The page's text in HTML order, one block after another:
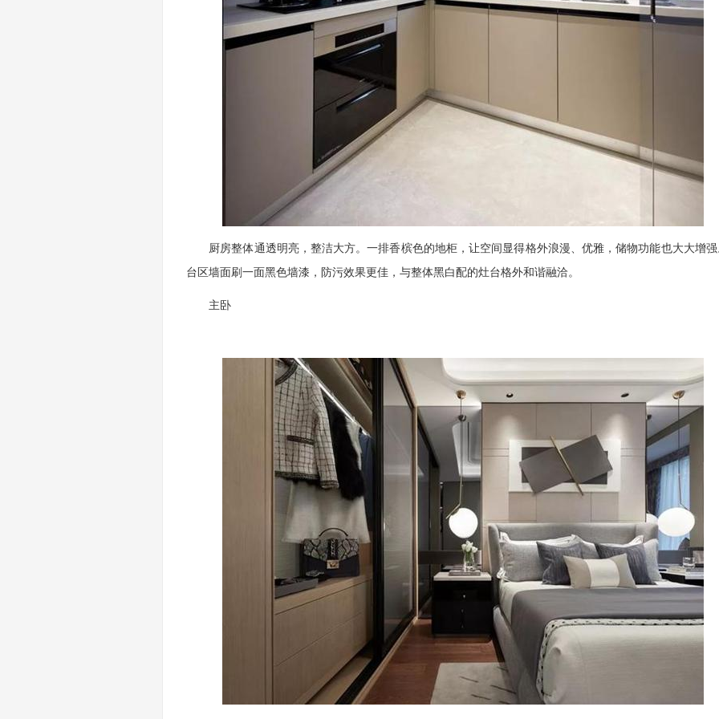
厨房整体通透明亮，整洁大方。一排香槟色的地柜，让空间显得格外浪漫、优雅，储物功能也大大增
台区墙面刷一面黑色墙漆，防污效果更佳，与整体黑白配的灶台格外和谐融洽。
主卧